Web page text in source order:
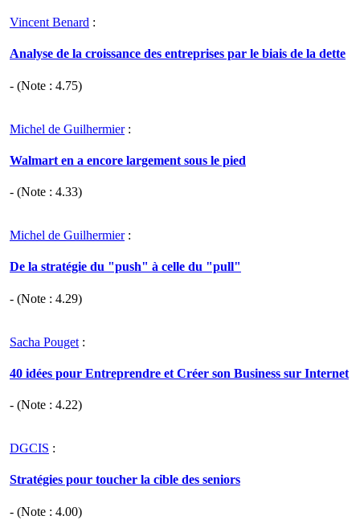
Vincent Benard :
Analyse de la croissance des entreprises par le biais de la dette
- (Note : 4.75)
Michel de Guilhermier:
Walmart en a encore largement sous le pied
- (Note : 4.33)
Michel de Guilhermier:
De la stratégie du "push" à celle du "pull"
- (Note : 4.29)
Sacha Pouget :
40 idées pour Entreprendre et Créer son Business sur Internet
- (Note : 4.22)
DGCIS :
Stratégies pour toucher la cible des seniors
- (Note : 4.00)